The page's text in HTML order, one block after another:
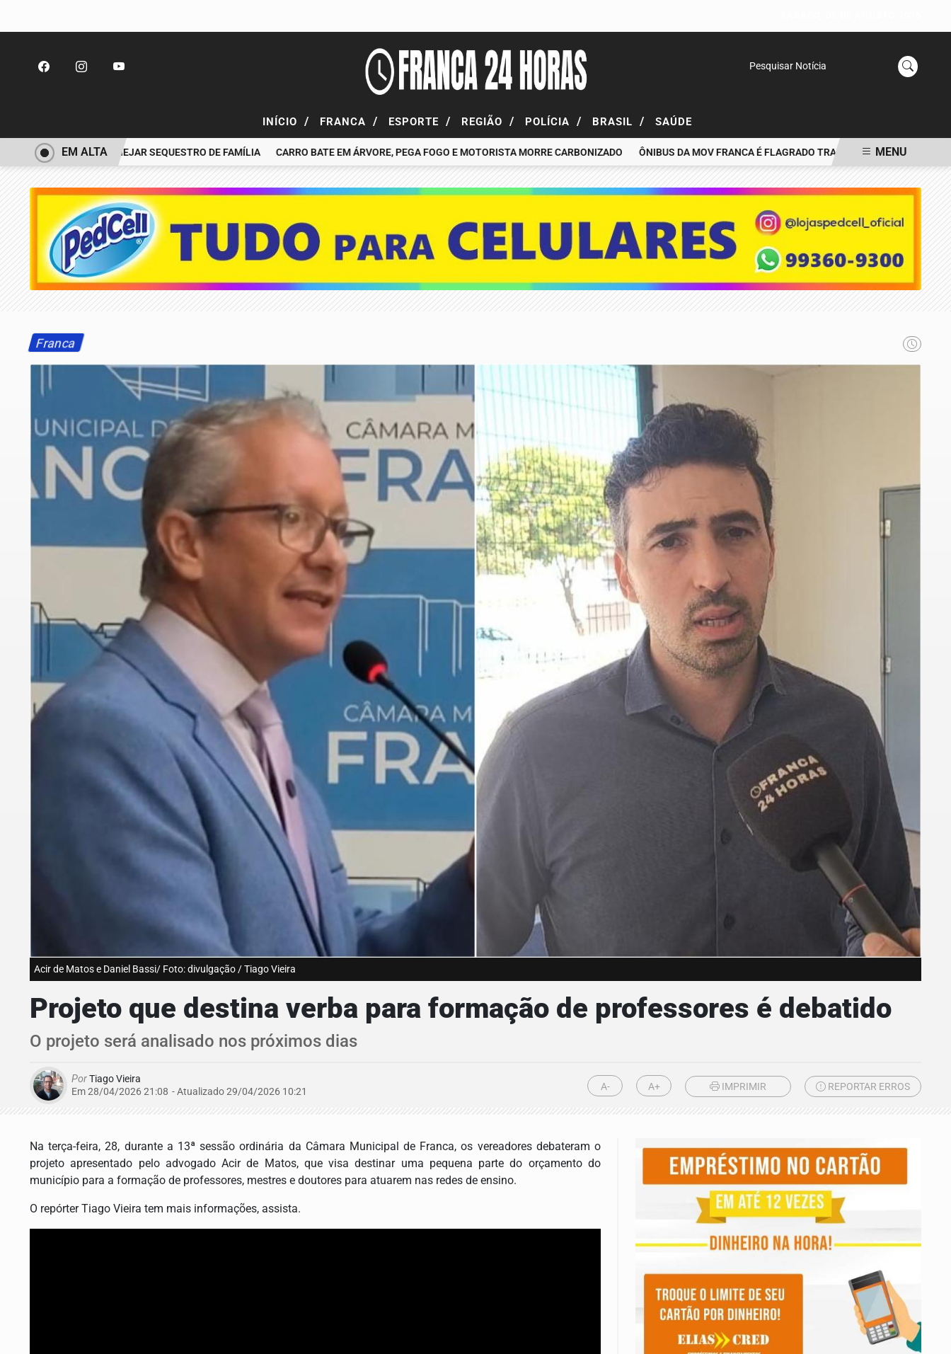
Pesquisar Notícia
INÍCIO / FRANCA / ESPORTE / REGIÃO / POLÍCIA / BRASIL / SAÚDE
ACUSADA PLANEJAR SEQUESTRO DE FAMÍLIA CARRO BATE EM ÁRVORE, PEGA FOGO E MOTORISTA MORRE CARBONIZADO ÔNIBUS DA MOV FRANCA É FLAGRADO TRAFEGANDO PELA CONTRAMÃO
EM ALTA MENU
Franca
Acir de Matos e Daniel Bassi/ Foto: divulgação / Tiago Vieira
Projeto que destina verba para formação de professores é debatido
O projeto será analisado nos próximos dias
PorTiago Vieira
Em 28/04/2026 21:08 - Atualizado29/04/2026 10:21 A- A+ IMPRIMIR REPORTAR ERROS
Na terça-feira, 28, durante a 13ª sessão ordinária da Câmara Municipal de Franca, os vereadores debateram o
projeto apresentado pelo advogado Acir de Matos, que visa destinar uma pequena parte do orçamento do
município para a formação de professores, mestres e doutores para atuarem nas redes de ensino.
O repórter Tiago Vieira tem mais informações, assista.